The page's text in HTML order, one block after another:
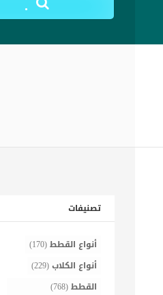
.
تصنيفات
أنواع القطط(170)
أنواع الكلاب(229)
القطط(768)